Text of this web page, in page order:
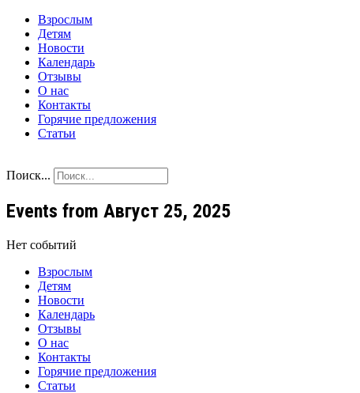
Взрослым
Детям
Новости
Календарь
Отзывы
О нас
Контакты
Горячие предложения
Статьи
Поиск...
Events from Август 25, 2025
Нет событий
Взрослым
Детям
Новости
Календарь
Отзывы
О нас
Контакты
Горячие предложения
Статьи